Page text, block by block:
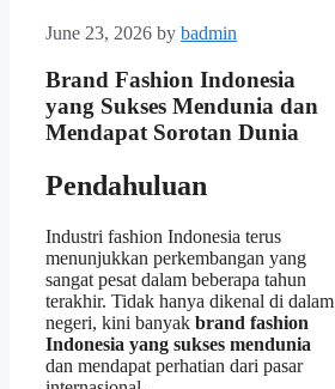
June 23, 2026 by badmin
Brand Fashion Indonesia
yang Sukses Mendunia dan
Mendapat Sorotan Dunia
Pendahuluan
Industri fashion Indonesia terus
menunjukkan perkembangan yang
sangat pesat dalam beberapa tahun
terakhir. Tidak hanya dikenal di dalam
negeri, kini banyak brand fashion
Indonesia yang sukses mendunia
dan mendapat perhatian dari pasar